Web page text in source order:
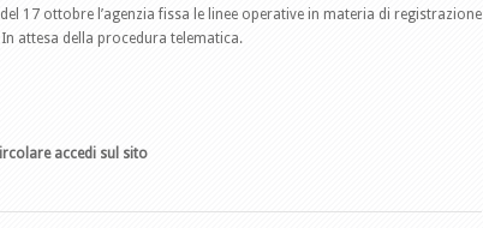
17 ottobre l’agenzia fissa le linee operative in materia di registrazione
attesa della procedura telematica.
accedi sul sito